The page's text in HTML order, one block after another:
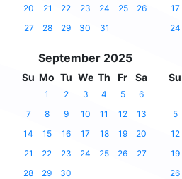
20
21 22 23 24 25
26
27
28 29 30 31
17
24
September 2025
Su Mo Tu We Th Fr Sa
1 2 3 4 5
6
7
8 9 10 11 12
13
14
15 16 17 18 19
20
21
22 23 24 25 26
27
28
29 30
Su
5
12
19
26